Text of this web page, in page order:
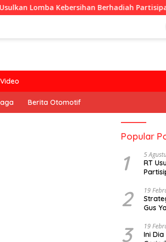
Berhadiah Partisipasi Pemerintah
Video
Berita Otomotif
Popular
1 5
RT
2 19
Gus
3 19
Ini